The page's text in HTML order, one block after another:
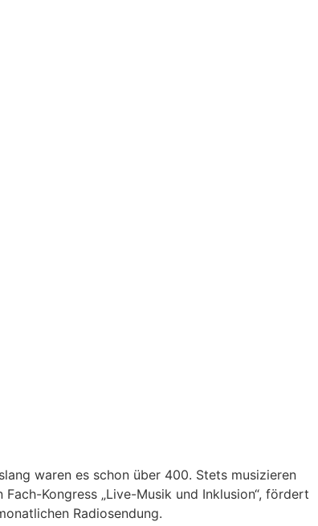
waren es schon über 400. Stets musizieren
Kongress „Live-Musik und Inklusion“, fördert
Radiosendung.